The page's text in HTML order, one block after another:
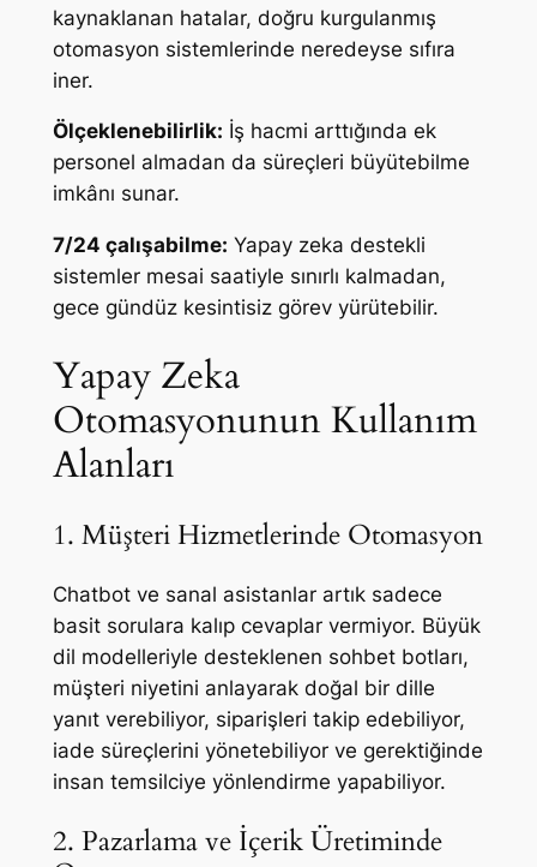
kaynaklanan hatalar, doğru kurgulanmış
otomasyon sistemlerinde neredeyse sıfıra
iner.
Ölçeklenebilirlik: İş hacmi arttığında ek
personel almadan da süreçleri büyütebilme
imkânı sunar.
7/24 çalışabilme: Yapay zeka destekli
sistemler mesai saatiyle sınırlı kalmadan,
gece gündüz kesintisiz görev yürütebilir.
Yapay Zeka
Otomasyonunun Kullanım
Alanları
1. Müşteri Hizmetlerinde Otomasyon
Chatbot ve sanal asistanlar artık sadece
basit sorulara kalıp cevaplar vermiyor. Büyük
dil modelleriyle desteklenen sohbet botları,
müşteri niyetini anlayarak doğal bir dille
yanıt verebiliyor, siparişleri takip edebiliyor,
iade süreçlerini yönetebiliyor ve gerektiğinde
insan temsilciye yönlendirme yapabiliyor.
2. Pazarlama ve İçerik Üretiminde